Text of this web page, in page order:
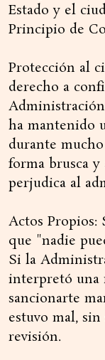
Estado y el
Principio de
Protección al
derecho a
Administración
ha mantenido
durante
forma brusca
perjudica al
Actos Propios:
que "nadie
Si la
interpretó una
sancionarte
estuvo mal,
revisión.